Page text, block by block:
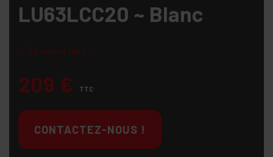
LU63LCC20 ~ Blanc
En savoir plus ...
209 € TTC
CONTACTEZ-NOUS !